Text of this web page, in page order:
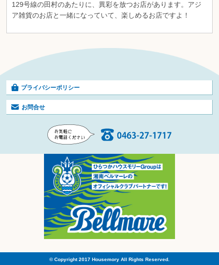
129号線の田村のあたりに、異彩を放つお店があります。アジ
ア雑貨のお店と一緒になっていて、楽しめるお店ですよ！
プライバシーポリシー
お問合せ
© Copyright 2017 Housemory All Rights Reserved.